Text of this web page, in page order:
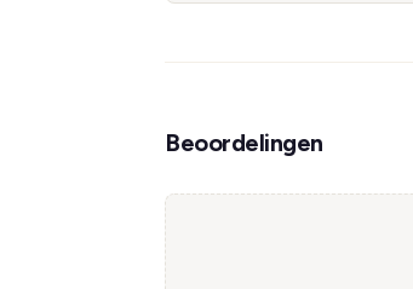
Beoordelingen